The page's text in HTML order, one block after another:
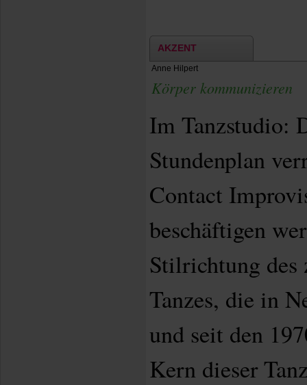
AKZENT
Anne Hilpert
Körper kommunizieren
Im Tanzstudio:
Stundenplan
Contact
beschäftigen
Stilrichtung des
Tanzes, die in
und seit den
Kern dieser